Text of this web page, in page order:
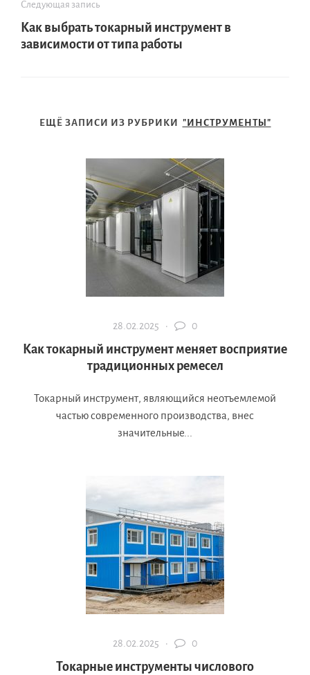
Следующая запись
Как выбрать токарный инструмент в
зависимости от типа работы
ЕЩЁ ЗАПИСИ ИЗ РУБРИКИ "ИНСТРУМЕНТЫ"
28.02.2025 · 0
Как токарный инструмент меняет восприятие
традиционных ремесел
Токарный инструмент, являющийся неотъемлемой
частью современного производства, внес
значительные...
28.02.2025 · 0
Токарные инструменты числового